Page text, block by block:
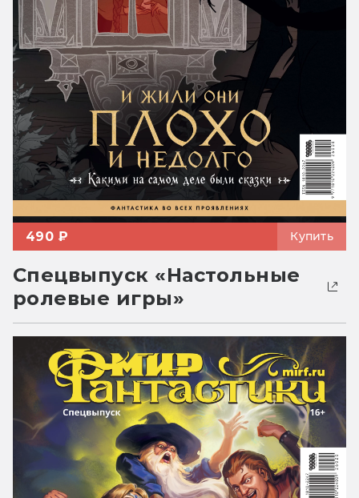
490 ₽ Купить
Спецвыпуск «Настольные
ролевые игры»